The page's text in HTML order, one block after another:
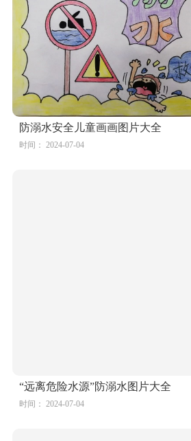
防溺水安全儿童画画图片大全
时间： 2024-07-04
“远离危险水源”防溺水图片大全
时间： 2024-07-04